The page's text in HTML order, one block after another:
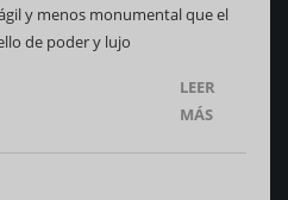
y menos monumental que el
de poder y lujo
LEER
MÁS